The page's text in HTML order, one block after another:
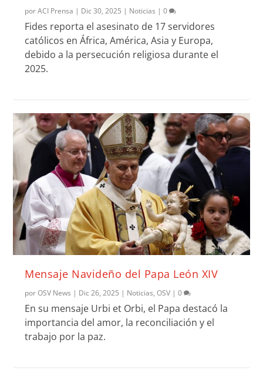
porACI Prensa | Dic 30, 2025 | Noticias |0
Fides reporta el asesinato de 17 servidores
católicos en África, América, Asia y Europa,
debido a la persecución religiosa durante el
2025.
Mensaje Navideño del Papa León XIV
porOSV News | Dic 26, 2025 | Noticias,OSV |0
En su mensaje Urbi et Orbi, el Papa destacó la
importancia del amor, la reconciliación y el
trabajo por la paz.